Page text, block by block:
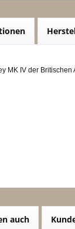
MK IV der Britischen
auch